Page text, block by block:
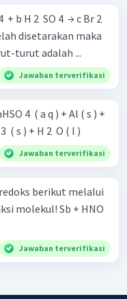
turut adalah ...
Jawaban terverifikasi
( s ) + H 2 ​ O ( l )
Jawaban terverifikasi
berikut melalui
Sb + HNO
Jawaban terverifikasi